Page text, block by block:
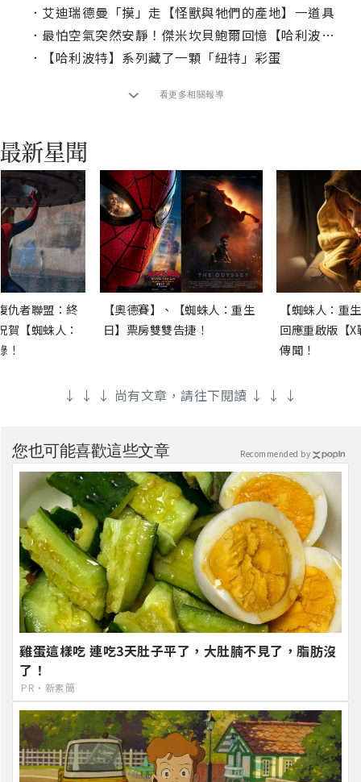
． 艾迪瑞德曼「摸」走【怪獸與牠們的產地】一道具
． 最怕空氣突然安靜！傑米坎貝鮑爾回憶【哈利波特】超糗試鏡
．
【哈利波特】系列藏了一顆「紐特」彩蛋
看更多相關報導
仇者聯盟：終
賀【蜘蛛人：
！
【奧德賽】、【蜘蛛人：重生
日】票房雙雙告捷！
【蜘蛛人：重
回應重啟版【
傳聞！
↓ ↓ ↓ 尚有文章，請往下閱讀 ↓ ↓ ↓
您也可能喜歡這些文章
雞蛋這樣吃 連吃3天肚子平了，大肚腩不見了，脂肪沒
了！
PR・新素簡
Recommended by